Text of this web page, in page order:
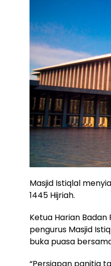
Masjid Istiqlal
1445 Hijriah.
Ketua Harian Badan
pengurus Masjid
buka puasa